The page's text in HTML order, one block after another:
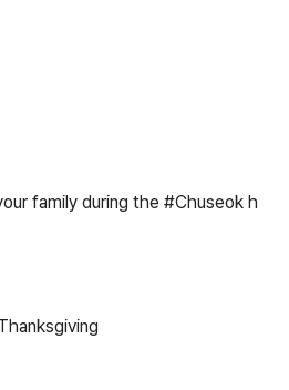
family during the #Chuseok h